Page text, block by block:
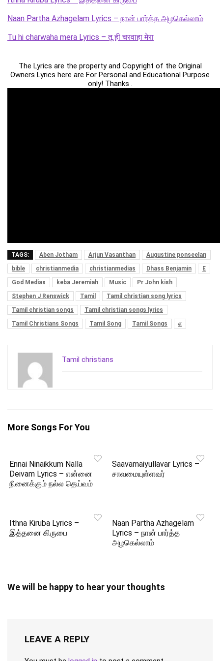
Naan Partha Azhagelam Lyrics – நான் பார்த்த அழகெல்லாம்
Tu hi charwaha mera Lyrics – तू ही चरवाहा मेरा
The Lyrics are the property and Copyright of the Original
Owners Lyrics here are For Personal and Educational Purpose
only! Thanks .
TAGS: Aben Jotham Arjun Vasanthan
Augustine ponseelan
bible
christianmedia christianmedias Dhass Benjamin
E
God Medias
keba Jeremiah Music
Pr John kish
Stephen J Renswick
Tamil
Tamil christian song lyrics
Tamil christian songs
Tamil christian songs lyrics
Tamil Christians Songs
Tamil Song Tamil Songs எ
Tamil christians
More Songs For You
Ennai Ninaikkum Nalla
Deivam Lyrics – என்னை
நினைக்கும் நல்ல தெய்வம்
Saavamaiyullavar Lyrics –
சாவமையுள்ளவர்
Ithna Kiruba Lyrics –
இத்தனை கிருபை
Naan Partha Azhagelam
Lyrics – நான் பார்த்த
அழகெல்லாம்
We will be happy to hear your thoughts
LEAVE A REPLY